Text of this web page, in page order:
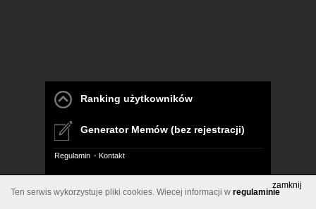
Ranking użytkowników
Generator Memów (bez rejestracji)
Regulamin Kontakt
zamknij
Ten serwis wykorzystuje pliki cookies. Wiecej informacji w regulaminie